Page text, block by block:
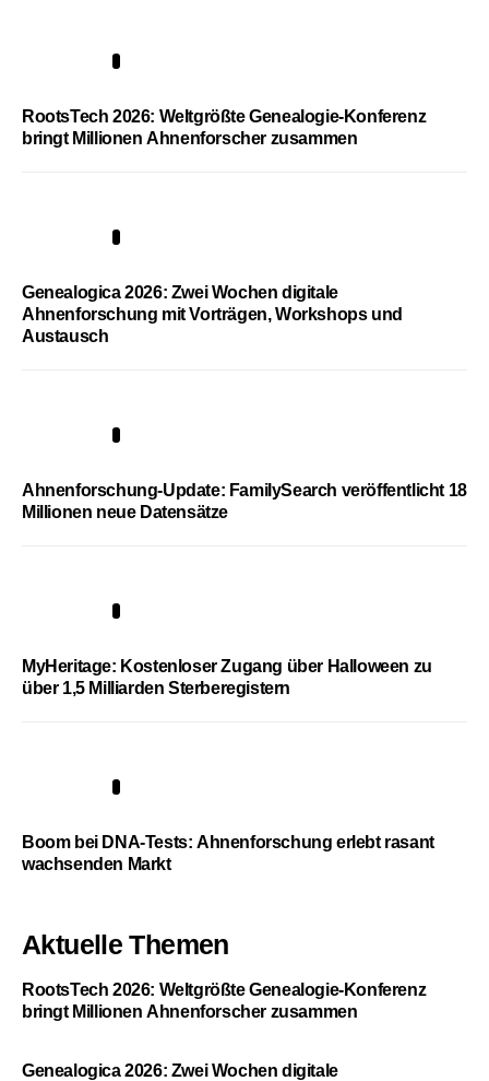
RootsTech 2026: Weltgrößte Genealogie-Konferenz
bringt Millionen Ahnenforscher zusammen
Genealogica 2026: Zwei Wochen digitale
Ahnenforschung mit Vorträgen, Workshops und
Austausch
Ahnenforschung-Update: FamilySearch veröffentlicht 18
Millionen neue Datensätze
MyHeritage: Kostenloser Zugang über Halloween zu
über 1,5 Milliarden Sterberegistern
Boom bei DNA-Tests: Ahnenforschung erlebt rasant
wachsenden Markt
Aktuelle Themen
RootsTech 2026: Weltgrößte Genealogie-Konferenz
bringt Millionen Ahnenforscher zusammen
Genealogica 2026: Zwei Wochen digitale